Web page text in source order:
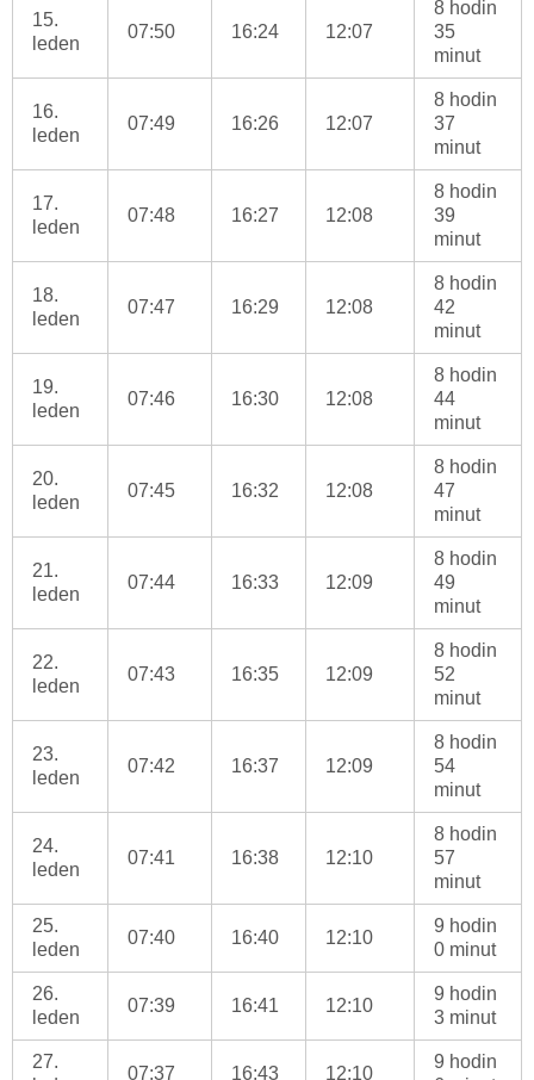
15.
leden
07:50 16:24 12:07
8 hodin
35
minut
16.
leden
07:49 16:26 12:07
8 hodin
37
minut
17.
leden
07:48 16:27 12:08
8 hodin
39
minut
18.
leden
07:47 16:29 12:08
8 hodin
42
minut
19.
leden
07:46 16:30 12:08
8 hodin
44
minut
20.
leden
07:45 16:32 12:08
8 hodin
47
minut
21.
leden
07:44 16:33 12:09
8 hodin
49
minut
22.
leden
07:43 16:35 12:09
8 hodin
52
minut
23.
leden
07:42 16:37 12:09
8 hodin
54
minut
24.
leden
07:41 16:38 12:10
8 hodin
57
minut
25.
leden
07:40 16:40 12:10
9 hodin
0 minut
26.
leden
07:39 16:41 12:10
9 hodin
3 minut
27.
07:37 16:43 12:10
9 hodin